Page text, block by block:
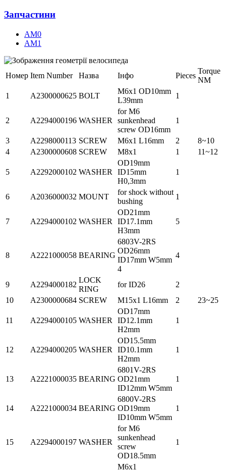
Запчастини
AM0
AM1
Номер Item Number Назва Інфо Pieces
Torque
NM
1
A2300000625 BOLT
M6x1 OD10mm
L39mm
1
2 A2294000196 WASHER
for M6
sunkenhead
screw OD16mm
1
3 A2298000113 SCREW M6x1 L16mm 2
8~10
4
A2300000608 SCREW M8x1 1 11~12
5 A2292000102 WASHER
OD19mm
ID15mm
H0,3mm
1
6 A2036000032 MOUNT
for shock without
bushing
1
7 A2294000102 WASHER
OD21mm
ID17.1mm
H3mm
5
8 A2221000058 BEARING
6803V-2RS
OD26mm
ID17mm W5mm
4
4
9 A2294000182
LOCK
RING
for ID26
2
10
A2300000684 SCREW M15x1 L16mm 2 23~25
11 A2294000105 WASHER
OD17mm
ID12.1mm
H2mm
1
12 A2294000205 WASHER
OD15.5mm
ID10.1mm
H2mm
1
13 A2221000035 BEARING
6801V-2RS
OD21mm
ID12mm W5mm
1
14 A2221000034 BEARING
6800V-2RS
OD19mm
ID10mm W5mm
1
15 A2294000197 WASHER
for M6
sunkenhead
screw
OD18.5mm
1
M6x1